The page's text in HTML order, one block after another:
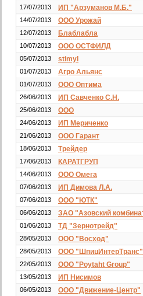
17/07/2013
ИП "Арзуманов М.Б."
14/07/2013
ООО Урожай
12/07/2013
Блаблабла
10/07/2013
ООО ОСТФИЛД
05/07/2013
stimyl
01/07/2013
Агро Альянс
01/07/2013
ООО Оптима
26/06/2013
ИП Савченко С.Н.
25/06/2013
ООО
24/06/2013
ИП Мериченко
21/06/2013
ООО Гарант
18/06/2013
Трейдер
17/06/2013
КАРАТГРУП
14/06/2013
ООО Омега
07/06/2013
ИП Димова Л.А.
07/06/2013
ООО "ЮТК"
06/06/2013
01/06/2013
ТД "Зернотрейд"
28/05/2013
ООО "Восход"
28/05/2013
ООО "ШпицИнтерТранс"
22/05/2013
ООО "Poytaht Group"
13/05/2013
ИП Нисимов
06/05/2013
ООО "Движение-Центр"